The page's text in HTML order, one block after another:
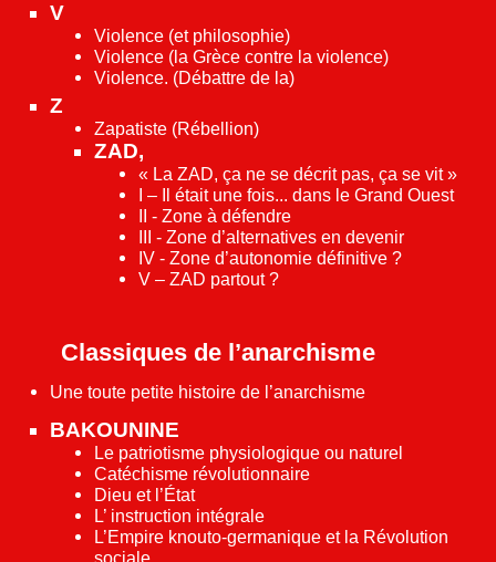
V
Violence (et philosophie)
Violence (la Grèce contre la violence)
Violence. (Débattre de la)
Z
Zapatiste (Rébellion)
ZAD,
« La ZAD, ça ne se décrit pas, ça se vit »
I – Il était une fois... dans le Grand Ouest
II - Zone à défendre
III - Zone d’alternatives en devenir
IV - Zone d’autonomie définitive ?
V – ZAD partout ?
Classiques de l’anarchisme
Une toute petite histoire de l’anarchisme
BAKOUNINE
Le patriotisme physiologique ou naturel
Catéchisme révolutionnaire
Dieu et l’État
L’ instruction intégrale
L’Empire knouto-germanique et la Révolution
sociale